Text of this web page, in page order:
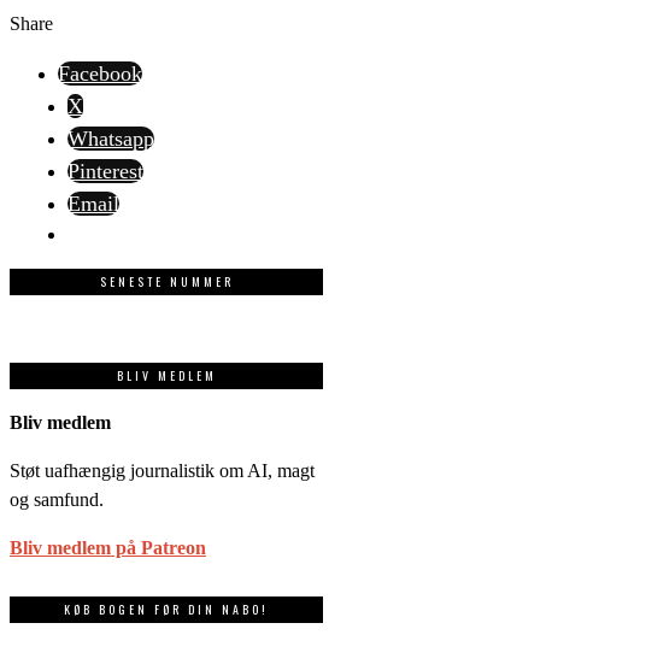
Share
Facebook
X
Whatsapp
Pinterest
Email
SENESTE NUMMER
BLIV MEDLEM
Bliv medlem
Støt uafhængig journalistik om AI, magt
og samfund.
Bliv medlem på Patreon
KØB BOGEN FØR DIN NABO!